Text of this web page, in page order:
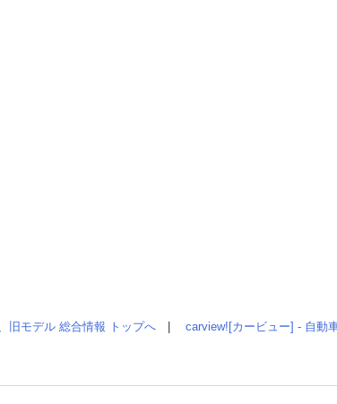
旧モデル 総合情報 トップへ carview![カービュー] - 自動